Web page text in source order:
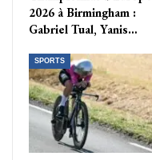
2026 à Birmingham :
Gabriel Tual, Yanis…
SPORTS